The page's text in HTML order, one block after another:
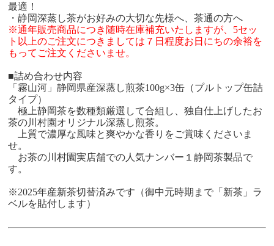
最適！
・静岡深蒸し茶がお好みの大切な先様へ、茶通の方へ
※通年販売商品につき随時在庫補充いたしますが、5セッ
ト以上のご注文につきましては７日程度お日にちの余裕を
もってご注文くださいませ。
■詰め合わせ内容
「霧山河」静岡県産深蒸し煎茶100g×3缶（プルトップ缶詰
タイプ）
極上静岡茶を数種類厳選して合組し、独自仕上げしたお
茶の川村園オリジナル深蒸し煎茶。
上質で濃厚な風味と爽やかな香りをご賞味くださいま
せ。
お茶の川村園実店舗での人気ナンバー１静岡茶製品で
す。
※2025年産新茶切替済みです（御中元時期まで「新茶」ラ
ベルを貼付します）